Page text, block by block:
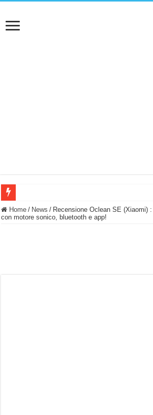
BASTA FATICARE! Questo robot tagliaerba lo
Home / News / Recensione Oclean SE (Xiaomi)
con motore sonico, bluetooth e app!